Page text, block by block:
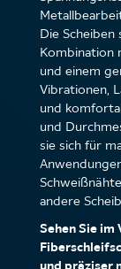
Die Scheiben
Kombination
und einem
Vibrationen,
und
und
sie sich für
andere
Sehen Sie